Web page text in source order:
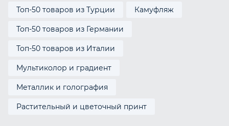
Топ-50 товаров из Турции Камуфляж
Топ-50 товаров из Германии
Топ-50 товаров из Италии
Мультиколор и градиент
Металлик и голография
Растительный и цветочный принт